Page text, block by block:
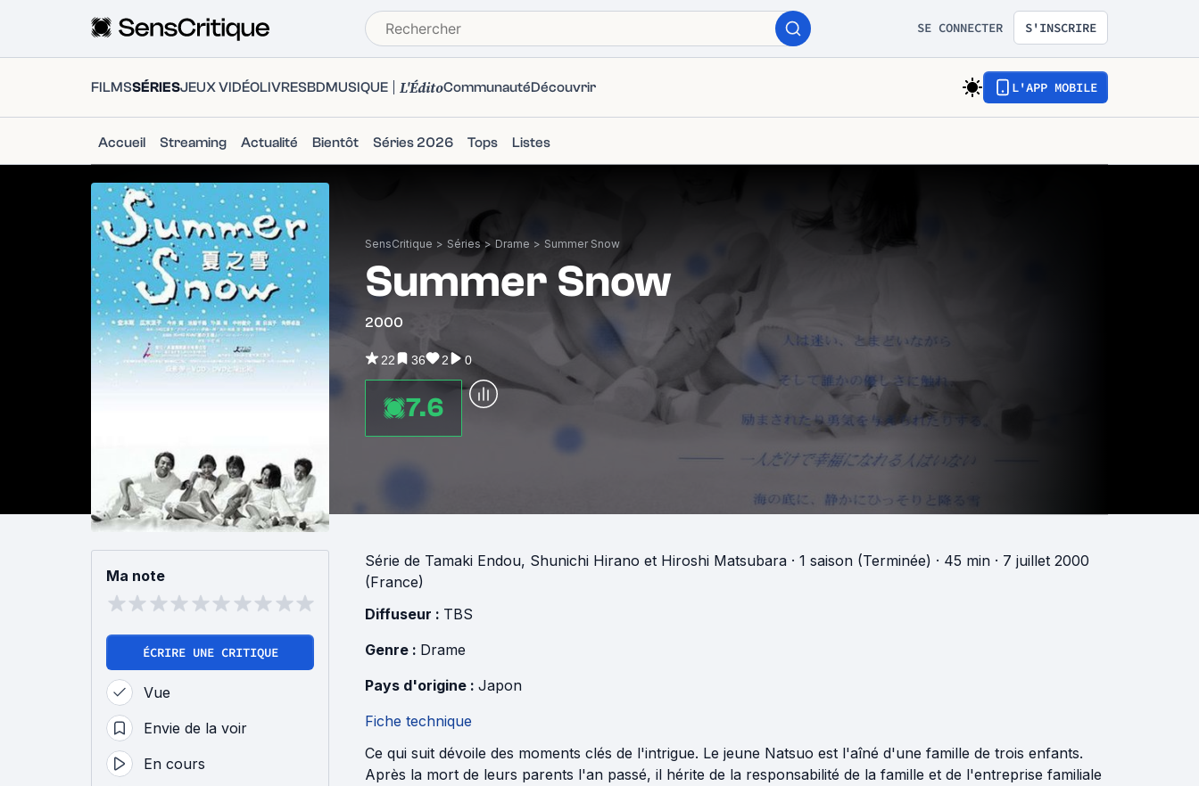
SE CONNECTER S'INSCRIRE
FILMSSÉRIESJEUX VIDÉOLIVRESBDMUSIQUE L'ÉditoCommunautéDécouvrir L'APP MOBILE
Accueil Streaming Actualité Bientôt Séries 2026 Tops Listes
SensCritique > Séries > Drame > Summer Snow
Summer Snow
2000
22 36 2 0
7.6
Ma note
ÉCRIRE UNE CRITIQUE
Vue
Envie de la voir
En cours
Série de Tamaki Endou, Shunichi Hirano et Hiroshi Matsubara · 1 saison (Terminée) · 45 min · 7 juillet 2000
(France)
Diffuseur : TBS
Genre : Drame
Pays d'origine : Japon
Fiche technique
Ce qui suit dévoile des moments clés de l'intrigue. Le jeune Natsuo est l'aîné d'une famille de trois enfants.
Après la mort de leurs parents l'an passé, il hérite de la responsabilité de la famille et de l'entreprise familiale